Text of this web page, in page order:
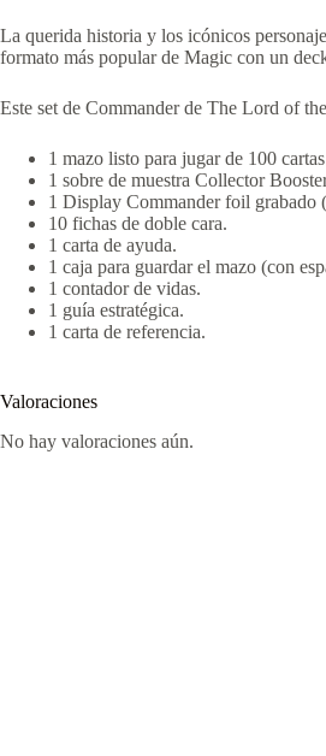
La querida historia y los icónicos
formato más popular de Magic con un
Este set de Commander de The Lord of
1 mazo listo para jugar de 100
1 sobre de muestra Collector
1 Display Commander foil grabado
10 fichas de doble cara.
1 carta de ayuda.
1 caja para guardar el mazo (con
1 contador de vidas.
1 guía estratégica.
1 carta de referencia.
Valoraciones
No hay valoraciones aún.